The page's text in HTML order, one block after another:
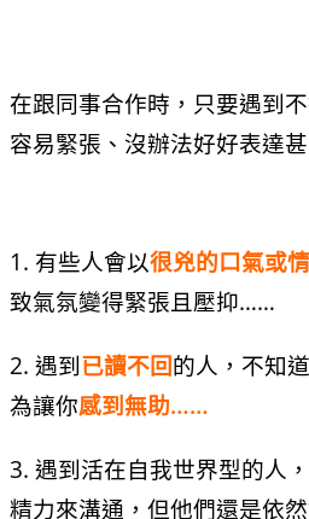
在跟同事合作時，只要遇到
容易緊張、沒辦法好好表達
1. 有些人會以很兇的口氣或
致氣氛變得緊張且壓抑……
2. 遇到已讀不回的人，不知
為讓你感到無助……
3. 遇到活在自我世界型的人
精力來溝通，但他們還是依